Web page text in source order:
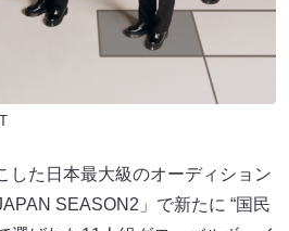
した日本最大級のオーディション
SEASON2」で新たに “国民